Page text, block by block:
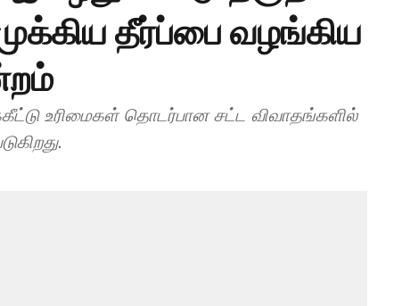
தீர்ப்பை வழங்கிய
உரிமைகள் தொடர்பான சட்ட விவாதங்களில்